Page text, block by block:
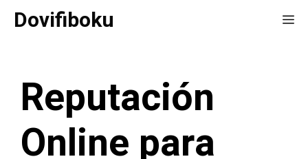
SaltarDovifiboku
Reputación
Online para